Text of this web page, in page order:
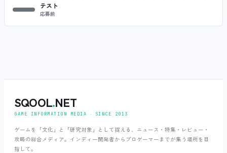
テスト
応募前
SQOOL.NET
GAME INFORMATION MEDIA ‧ SINCE 2013
ゲームを「文化」と「研究対象」として捉える、ニュース・特集・レビュー・
攻略の総合メディア。インディー開発者からプロゲーマーまでが集う場所を目
指して。